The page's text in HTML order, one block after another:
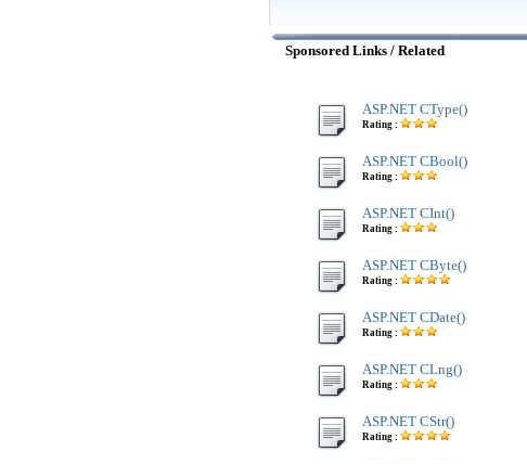
Sponsored Links / Related
ASP.NET CType()
Rating :
ASP.NET CBool()
Rating :
ASP.NET CInt()
Rating :
ASP.NET CByte()
Rating :
ASP.NET CDate()
Rating :
ASP.NET CLng()
Rating :
ASP.NET CStr()
Rating :